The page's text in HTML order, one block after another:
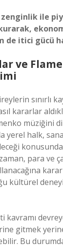
ile
de itici gücü
ve
sınırlı
kararlar
müziğini
yerel halk,
para ve
kültürel
kavramı
gitmek
Bu